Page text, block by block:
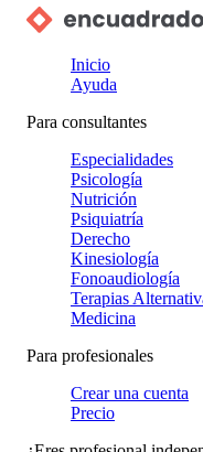
Inicio
Ayuda
Para consultantes
Especialidades
Psicología
Nutrición
Psiquiatría
Derecho
Kinesiología
Fonoaudiología
Terapias
Medicina
Para profesionales
Crear una cuenta
Precio